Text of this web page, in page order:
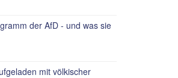
der AfD - und was sie
mit völkischer